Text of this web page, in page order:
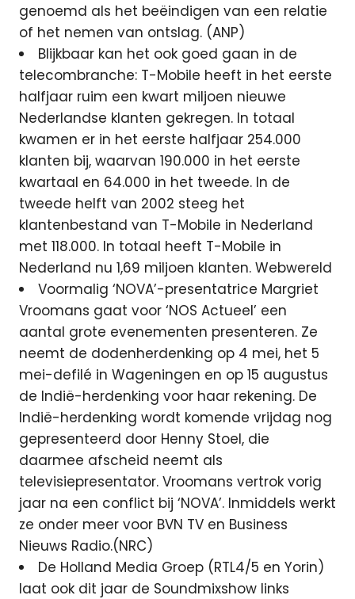
genoemd als het beëindigen van een relatie
of het nemen van ontslag. (ANP)
Blijkbaar kan het ook goed gaan in de
telecombranche: T-Mobile heeft in het eerste
halfjaar ruim een kwart miljoen nieuwe
Nederlandse klanten gekregen. In totaal
kwamen er in het eerste halfjaar 254.000
klanten bij, waarvan 190.000 in het eerste
kwartaal en 64.000 in het tweede. In de
tweede helft van 2002 steeg het
klantenbestand van T-Mobile in Nederland
met 118.000. In totaal heeft T-Mobile in
Nederland nu 1,69 miljoen klanten. Webwereld
Voormalig ‘NOVA’-presentatrice Margriet
Vroomans gaat voor ‘NOS Actueel’ een
aantal grote evenementen presenteren. Ze
neemt de dodenherdenking op 4 mei, het 5
mei-defilé in Wageningen en op 15 augustus
de Indië-herdenking voor haar rekening. De
Indië-herdenking wordt komende vrijdag nog
gepresenteerd door Henny Stoel, die
daarmee afscheid neemt als
televisiepresentator. Vroomans vertrok vorig
jaar na een conflict bij ‘NOVA’. Inmiddels werkt
ze onder meer voor BVN TV en Business
Nieuws Radio.(NRC)
De Holland Media Groep (RTL4/5 en Yorin)
laat ook dit jaar de Soundmixshow links